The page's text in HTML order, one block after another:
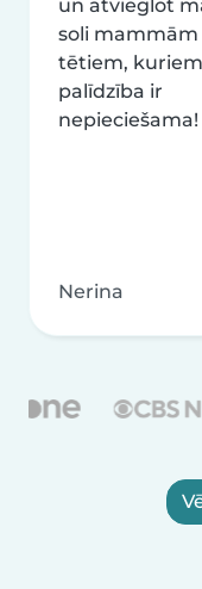
un atvieglot
soli mammām
tētiem,
palīdzība ir
nepieciešama!
Nerina